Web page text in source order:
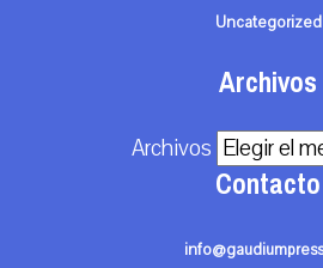
Uncategorized
Archivos
Archivos
Contacto